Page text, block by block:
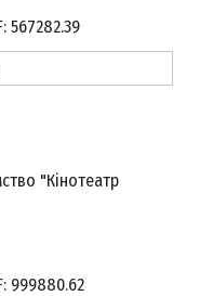
567282.39
"Кінотеатр
999880.62